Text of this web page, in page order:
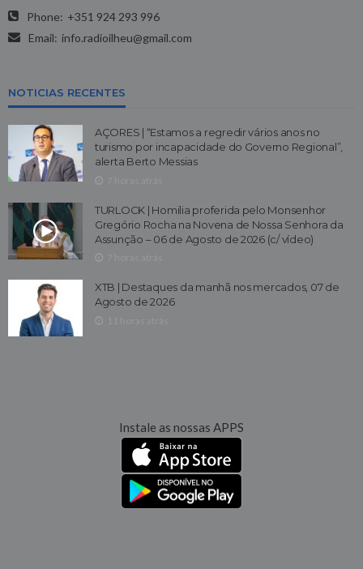
Phone: +351 924 293 996
Email: info.radioilheu@gmail.com
NOTICIAS RECENTES
AÇORES | “Estamos a regredir vários anos no
turismo por incapacidade do Governo Regional”,
alerta Berto Messias
TURLOCK | Homilia proferida pelo Monsenhor
Gregório Rocha na Novena de Nossa Senhora da
Assunção – 06 de Agosto de 2026 (c/ vídeo)
XTB | Destaques da manhã nos mercados, 07 de
Agosto de 2026
Instale as nossas APPS